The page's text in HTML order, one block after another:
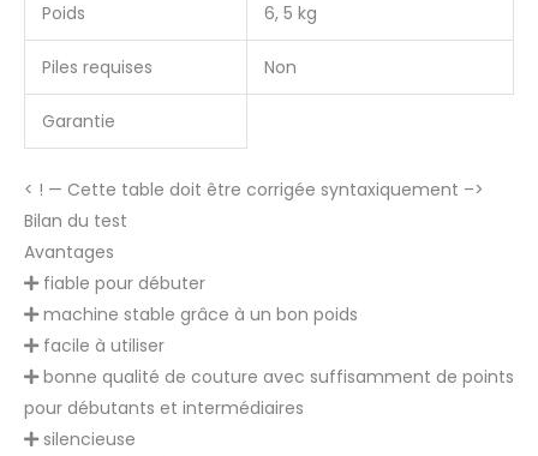
Poids 6, 5 kg
Piles requises Non
Garantie
< ! — Cette table doit être corrigée syntaxiquement –>
Bilan du test
Avantages
fiable pour débuter
machine stable grâce à un bon poids
facile à utiliser
bonne qualité de couture avec suffisamment de points
pour débutants et intermédiaires
silencieuse